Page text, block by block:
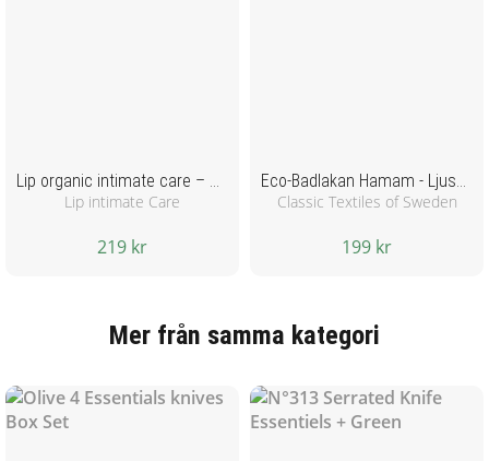
Lip organic intimate care – Rengörande & Återfuktande
Lip intimate Care
219 kr
Eco-Badlakan Hamam - Ljusblå
Classic Textiles of Sweden
199 kr
Mer från samma kategori